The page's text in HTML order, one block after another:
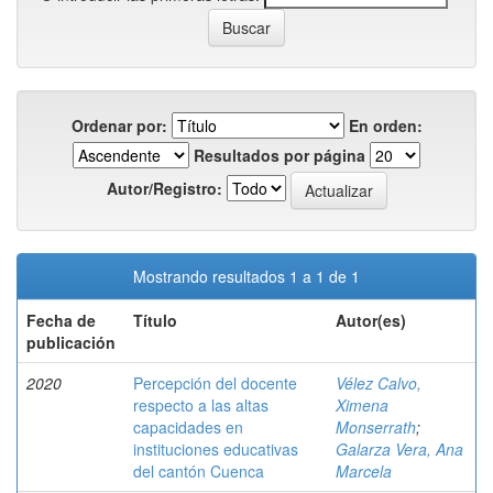
Ordenar por:
En orden:
Resultados por página
Autor/Registro:
Mostrando resultados 1 a 1 de 1
Fecha de
publicación
Título Autor(es)
2020
Percepción del docente
respecto a las altas
capacidades en
instituciones educativas
del cantón Cuenca
Vélez Calvo,
Ximena
Monserrath;
Galarza Vera, Ana
Marcela